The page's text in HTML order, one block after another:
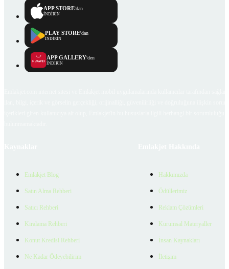
APP STORE'dan
İNDİRİN
PLAY STORE'dan
İNDİRİN
APP GALLERY'den
İNDİRİN
Emlakjet Blog
Satın Alma Rehberi
Satıcı Rehberi
Kiralama Rehberi
Konut Kredisi Rehberi
Ne Kadar Ödeyebilirim
Hakkımızda
Ödüllerimiz
Reklam Çözümleri
Kurumsal Materyaller
İnsan Kaynakları
İletişim